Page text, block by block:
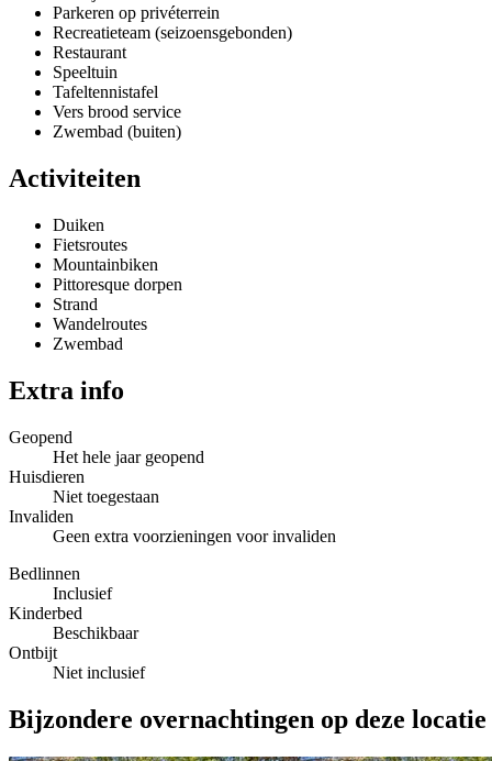
Parkeren op privéterrein
Recreatieteam (seizoensgebonden)
Restaurant
Speeltuin
Tafeltennistafel
Vers brood service
Zwembad (buiten)
Activiteiten
Duiken
Fietsroutes
Mountainbiken
Pittoresque dorpen
Strand
Wandelroutes
Zwembad
Extra info
Geopend
Het hele jaar geopend
Huisdieren
Niet toegestaan
Invaliden
Geen extra voorzieningen voor invaliden
Bedlinnen
Inclusief
Kinderbed
Beschikbaar
Ontbijt
Niet inclusief
Bijzondere overnachtingen op deze locatie